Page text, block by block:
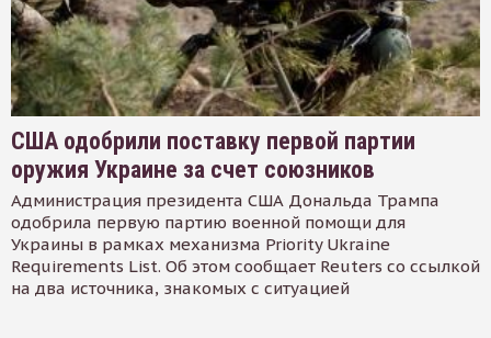
США одобрили поставку первой партии
оружия Украине за счет союзников
Администрация президента США Дональда Трампа
одобрила первую партию военной помощи для
Украины в рамках механизма Priority Ukraine
Requirements List. Об этом сообщает Reuters со ссылкой
на два источника, знакомых с ситуацией